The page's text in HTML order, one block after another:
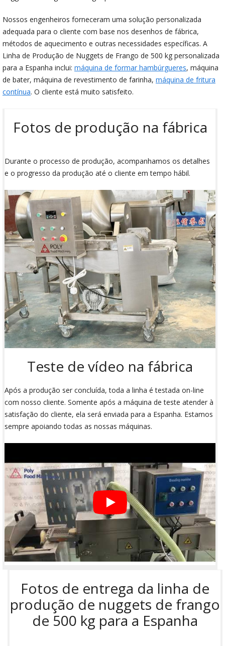
Nossos engenheiros forneceram uma solução personalizada
adequada para o cliente com base nos desenhos de fábrica,
métodos de aquecimento e outras necessidades específicas. A
Linha de Produção de Nuggets de Frango de 500 kg personalizada
para a Espanha inclui: máquina de formar hambúrgueres, máquina
de bater, máquina de revestimento de farinha, máquina de fritura
contínua. O cliente está muito satisfeito.
Fotos de produção na fábrica
Durante o processo de produção, acompanhamos os detalhes
e o progresso da produção até o cliente em tempo hábil.
Teste de vídeo na fábrica
Após a produção ser concluída, toda a linha é testada on-line
com nosso cliente. Somente após a máquina de teste atender à
satisfação do cliente, ela será enviada para a Espanha. Estamos
sempre apoiando todas as nossas máquinas.
Fotos de entrega da linha de
produção de nuggets de frango
de 500 kg para a Espanha